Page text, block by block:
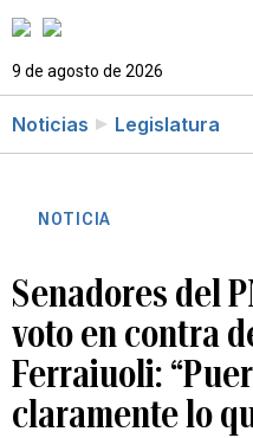
9 de agosto de 2026
Noticias Legislatura
NOTICIA
Senadores del
voto en contra
Ferraiuoli:
claramente lo